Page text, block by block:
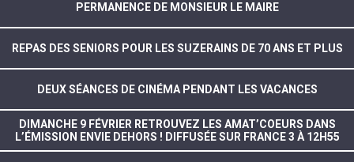
PERMANENCE DE MONSIEUR LE MAIRE
REPAS DES SENIORS POUR LES SUZERAINS DE 70 ANS ET PLUS
DEUX SÉANCES DE CINÉMA PENDANT LES VACANCES
DIMANCHE 9 FÉVRIER RETROUVEZ LES AMAT’COEURS DANS
L’ÉMISSION ENVIE DEHORS ! DIFFUSÉE SUR FRANCE 3 À 12H55